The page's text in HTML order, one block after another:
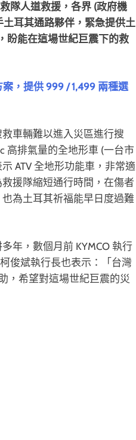
隊人道救援，各界 (政府機
耳其通路夥伴，緊急提供土
盼能在這場世紀巨震下的救
，提供 999 / 1,499 兩種選
車輛難以進入災區進行搜
高排氣量的全地形車 (一台市
ATV 全地形功能車，非常適
援隊縮短通行時間，在傷者
為土耳其祈福能早日度過難
年，數個月前 KYMCO 執行
俊斌執行長也表示：「台灣
，希望對這場世紀巨震的災